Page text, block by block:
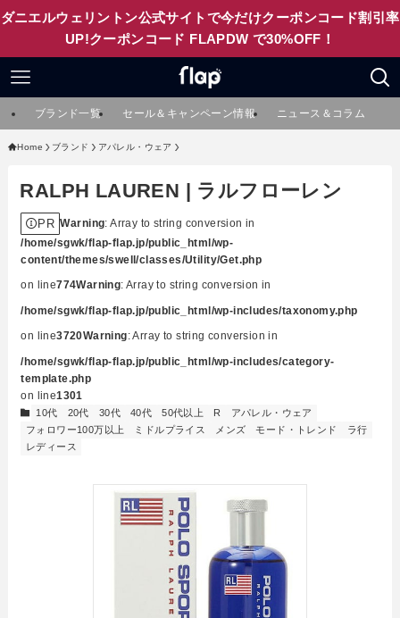
ダニエルウェリントン公式サイトで今だけクーポンコード割引率
UP!クーポンコード FLAPDW で30%OFF！
ブランド一覧 セール＆キャンペーン情報 ニュース＆コラム
Home ブランド アパレル・ウェア
RALPH LAUREN | ラルフローレン
PR Warning: Array to string conversion in
/home/sgwk/flap-flap.jp/public_html/wp-
content/themes/swell/classes/Utility/Get.php
on line774Warning: Array to string conversion in
/home/sgwk/flap-flap.jp/public_html/wp-includes/taxonomy.php
on line3720Warning: Array to string conversion in
/home/sgwk/flap-flap.jp/public_html/wp-includes/category-
template.php
on line1301
10代 20代 30代 40代 50代以上 R
アパレル・ウェア
フォロワー100万以上
ミドルプライス メンズ モード・トレンド
ラ行
レディース